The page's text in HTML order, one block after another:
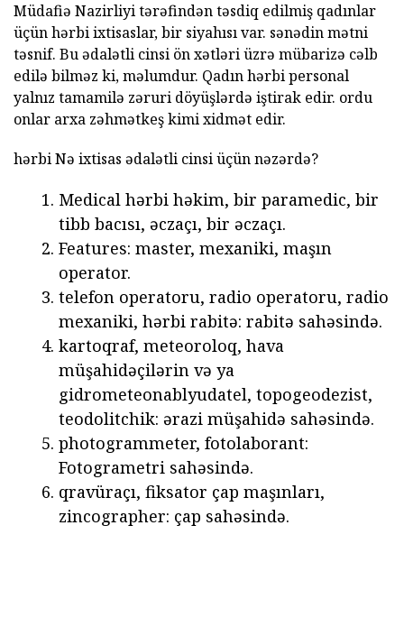
Müdafiə Nazirliyi tərəfindən təsdiq edilmiş qadınlar
üçün hərbi ixtisaslar, bir siyahısı var. sənədin mətni
təsnif. Bu ədalətli cinsi ön xətləri üzrə mübarizə cəlb
edilə bilməz ki, məlumdur. Qadın hərbi personal
yalnız tamamilə zəruri döyüşlərdə iştirak edir. ordu
onlar arxa zəhmətkeş kimi xidmət edir.
hərbi Nə ixtisas ədalətli cinsi üçün nəzərdə?
Medical hərbi həkim, bir paramedic, bir
tibb bacısı, əczaçı, bir əczaçı.
Features: master, mexaniki, maşın
operator.
telefon operatoru, radio operatoru, radio
mexaniki, hərbi rabitə: rabitə sahəsində.
kartoqraf, meteoroloq, hava
müşahidəçilərin və ya
gidrometeonablyudatel, topogeodezist,
teodolitchik: ərazi müşahidə sahəsində.
photogrammeter, fotolaborant:
Fotogrametri sahəsində.
qravüraçı, fiksator çap maşınları,
zincographer: çap sahəsində.